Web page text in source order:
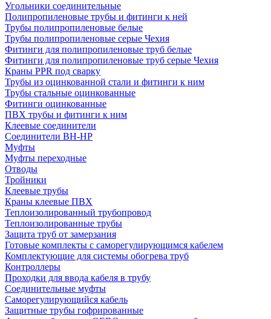
Угольники соединительные
Полипропиленовые трубы и фитинги к ней
Трубы полипропиленовые белые
Трубы полипропиленовые серые Чехия
Фитинги для полипропиленовые труб белые
Фитинги для полипропиленовые труб серые Чехия
Краны PPR под сварку
Трубы из оцинкованной стали и фитинги к ним
Трубы стальные оцинкованные
Фитинги оцинкованные
ПВХ трубы и фитинги к ним
Клеевые соединители
Соединители ВН-НР
Муфты
Муфты переходные
Отводы
Тройники
Клеевые трубы
Краны клеевые ПВХ
Теплоизолированный трубопровод
Теплоизолированные трубы
Защита труб от замерзания
Готовые комплекты с саморегулирующимся кабелем
Комплектующие для системы обогрева труб
Контроллеры
Проходки для ввода кабеля в трубу
Соединительные муфты
Саморегулирующийся кабель
Защитные трубы гофрированные